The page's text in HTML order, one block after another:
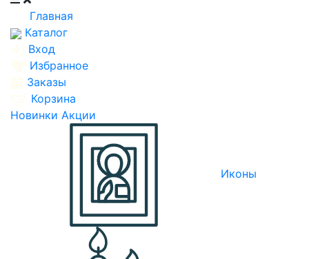
Главная
Каталог
Вход
Избранное
Заказы
Корзина
Новинки Акции
Иконы